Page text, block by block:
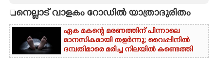
CARTOONS
LITERATURE
നെല്ലാട് വാളകം റോഡിൽ യാത്രാദുരിതം
ഏക മകന്റെ മരണത്തിന് പിന്നാലെ
മാനസികമായി തളർന്നു; വൈപ്പിനിൽ
ദമ്പതിമാരെ മരിച്ച നിലയിൽ കണ്ടെത്തി